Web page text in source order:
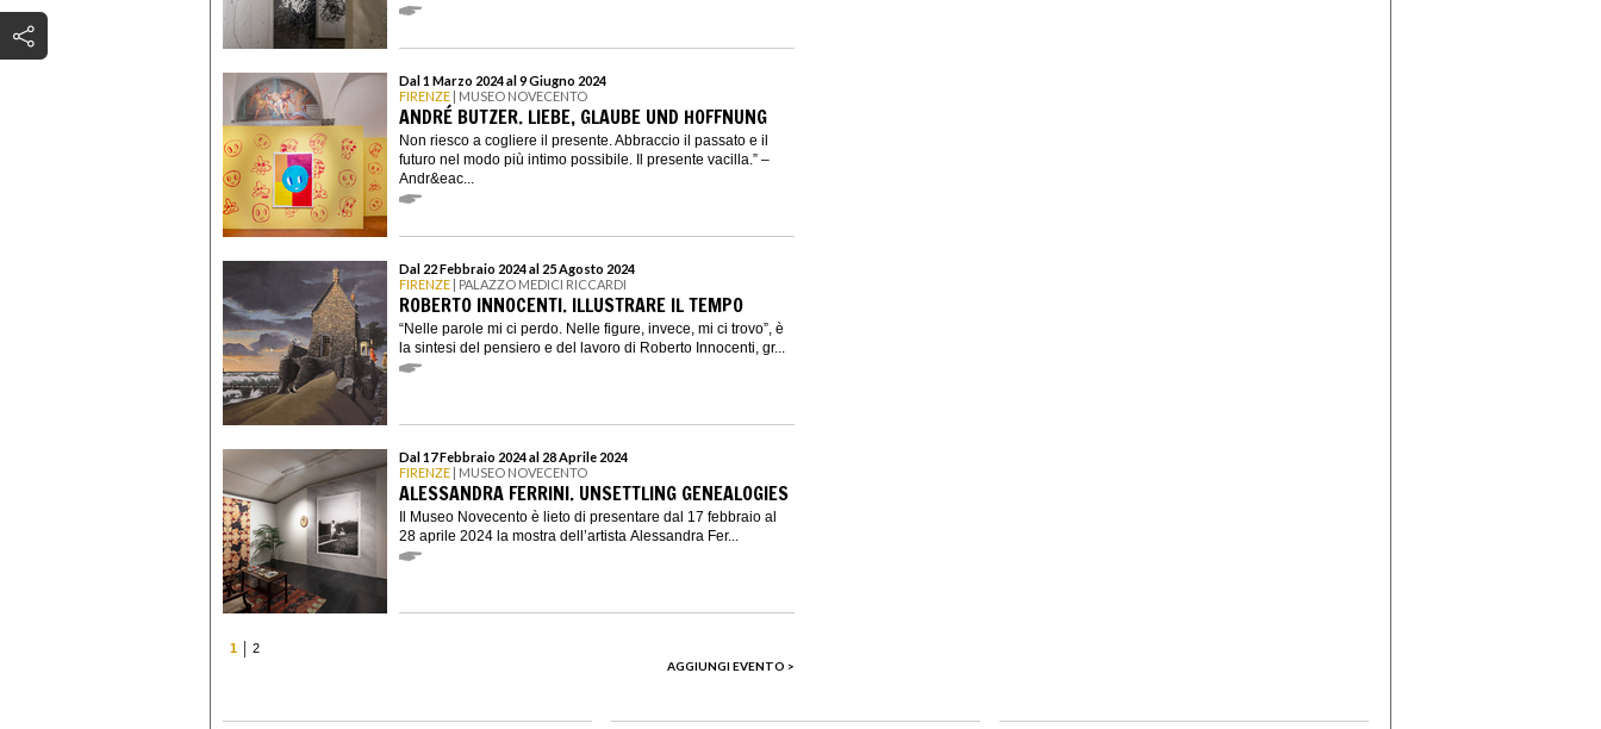
Dal 1 Marzo 2024 al 9 Giugno 2024
FIRENZE | MUSEO NOVECENTO
ANDRÉ BUTZER. LIEBE, GLAUBE UND HOFFNUNG
Non riesco a cogliere il presente. Abbraccio il passato e il
futuro nel modo più intimo possibile. Il presente vacilla.” –
Andr&eac...
Dal 22 Febbraio 2024 al 25 Agosto 2024
FIRENZE | PALAZZO MEDICI RICCARDI
ROBERTO INNOCENTI. ILLUSTRARE IL TEMPO
“Nelle parole mi ci perdo. Nelle figure, invece, mi ci trovo”, è
la sintesi del pensiero e del lavoro di Roberto Innocenti, gr...
Dal 17 Febbraio 2024 al 28 Aprile 2024
FIRENZE | MUSEO NOVECENTO
ALESSANDRA FERRINI. UNSETTLING GENEALOGIES
Il Museo Novecento è lieto di presentare dal 17 febbraio al
28 aprile 2024 la mostra dell’artista Alessandra Fer...
1
2
AGGIUNGI EVENTO >